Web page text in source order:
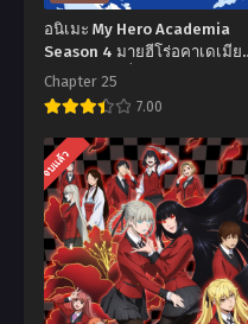
อนิเมะ My Hero Academia
Season 4 มายฮีโร่อคาเดเมีย
ภาค 4 ตอนที่1-25 พากย์ไทย
Chapter 25
7.00
อ
นิ
เมะ
My
Hero
Academia
จบแล้ว